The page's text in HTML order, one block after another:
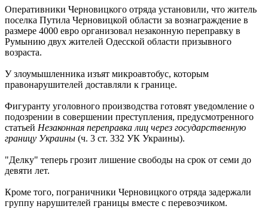
Оперативники Черновицкого отряда установили, что житель
поселка Путила Черновицкой области за вознаграждение в
размере 4000 евро организовал незаконную переправку в
Румынию двух жителей Одесской области призывного
возраста.
У злоумышленника изъят микроавтобус, которым
правонарушителей доставляли к границе.
Фигуранту уголовного производства готовят уведомление о
подозрении в совершении преступления, предусмотренного
статьей Незаконная переправка лиц через государственную
границу Украины (ч. 3 ст. 332 УК Украины).
"Делку" теперь грозит лишение свободы на срок от семи до
девяти лет.
Кроме того, пограничники Черновицкого отряда задержали
группу нарушителей границы вместе с перевозчиком.